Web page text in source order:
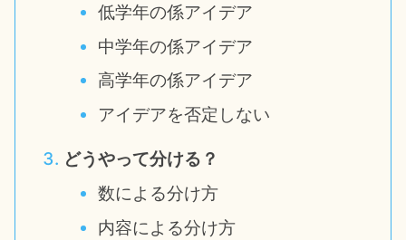
低学年の係アイデア
中学年の係アイデア
高学年の係アイデア
アイデアを否定しない
どうやって分ける？
数による分け方
内容による分け方